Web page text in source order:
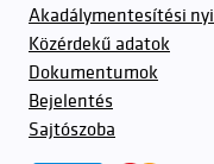
Akadálymentesítési
Közérdekű adatok
Dokumentumok
Bejelentés
Sajtószoba